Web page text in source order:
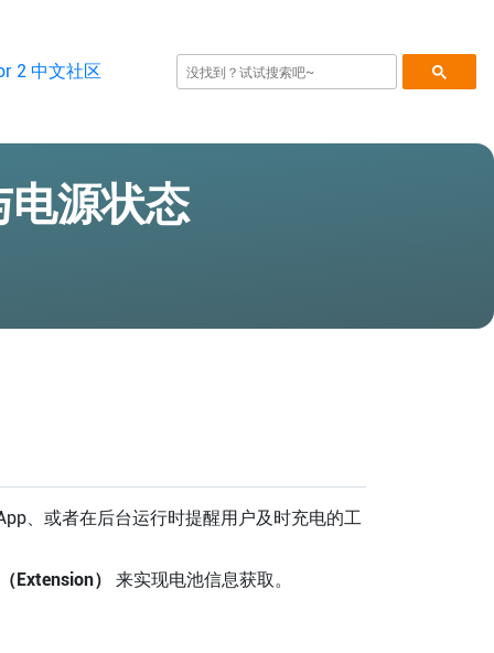
源状态
、或者在后台运行时提醒用户及时充电的工
Extension） 来实现电池信息获取。